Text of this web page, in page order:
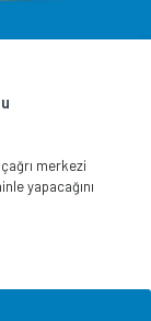
merkezi
yapacağını